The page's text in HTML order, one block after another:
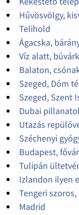
Hűvösvölgy,
Telihold
Ágacska,
Víz alatt,
Balaton,
Szeged, Dóm
Szeged, Szent
Dubai
Utazás
Széchenyi
Budapest,
Tulipán
Izlandon ilyen
Tengeri
Madrid